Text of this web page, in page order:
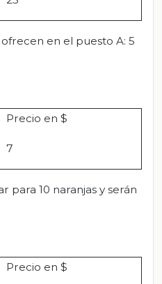
en el puesto A: 5
Precio en $
7
para 10 naranjas y serán
Precio en $